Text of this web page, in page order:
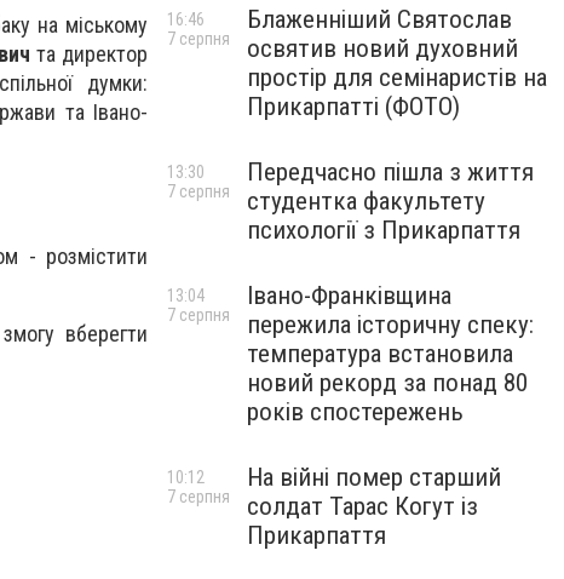
на міському
та директор
думки:
та Івано-
- розмістити
вберегти
Блаженніший Святослав
освятив новий духовний
простір для семінаристів на
Прикарпатті (ФОТО)
16:46
7 серпня
Передчасно пішла з життя
студентка факультету
психології з Прикарпаття
13:30
7 серпня
Івано-Франківщина
пережила історичну спеку:
температура встановила
новий рекорд за понад 80
років спостережень
13:04
7 серпня
На війні помер старший
солдат Тарас Когут із
Прикарпаття
10:12
7 серпня